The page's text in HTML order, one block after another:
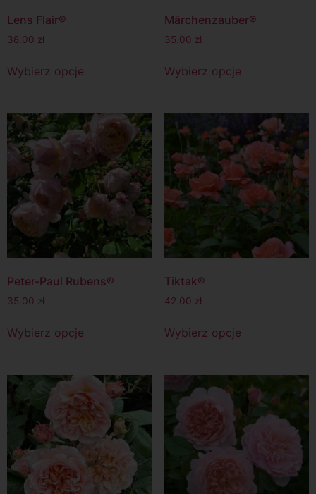
Lens Flair®
38.00 zł
Wybierz opcje
Märchenzauber®
35.00 zł
Wybierz opcje
Peter-Paul Rubens®
35.00 zł
Wybierz opcje
Tiktak®
42.00 zł
Wybierz opcje